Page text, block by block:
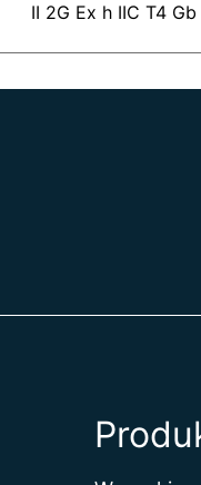
II 2G Ex h IIC T4